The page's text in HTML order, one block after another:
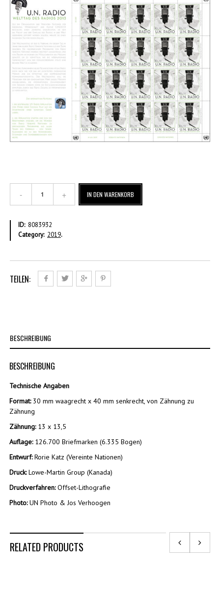
0,70
Ganzer
Gestempelt
IN DEN WARENKORB
ID: 8083932
Category: 2019.
TEILEN:
BESCHREIBUNG
BESCHREIBUNG
Technische Angaben
Format:30 mm waagrecht x 40 mm senkrecht, von Zähnung zu
Zähnung
Zähnung:13 x 13,5
Auflage:126.700 Briefmarken (6.335 Bogen)
Entwurf:Rorie Katz (Vereinte Nationen)
Druck:Lowe-Martin Group (Kanada)
Druckverfahren:Offset-Lithografie
Photo:UN Photo & Jos Verhoogen
RELATED PRODUCTS